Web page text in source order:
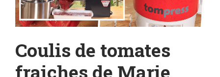
Coulis de tomates
fraiches de Marie